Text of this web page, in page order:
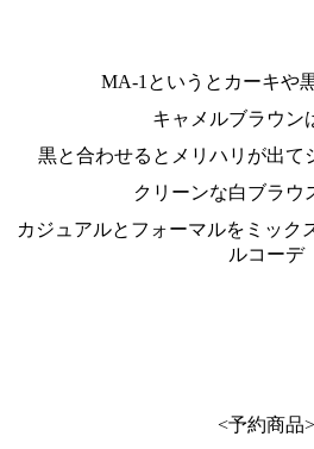
MA-1というとカーキや
キャメルブラウン
黒と合わせるとメリハリが出て
クリーンな白ブラウ
カジュアルとフォーマルをミック
ルコーデ
<予約商品>